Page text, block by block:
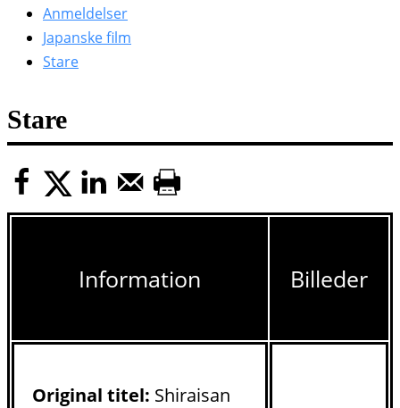
Anmeldelser
Japanske film
Stare
Stare
Information Billeder
Original titel: Shiraisan